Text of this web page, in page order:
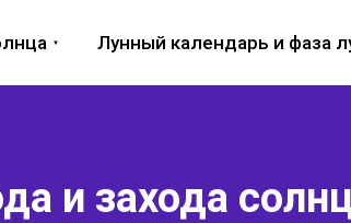
Лунный календарь и фаза
и захода